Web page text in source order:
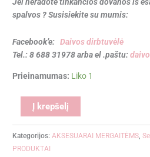
Jei neradote tinkančios dovanos iš
spalvos ? Susisiekite su mumis:
Facebook’e:Daivos dirbtuvėlė
Tel.: 8 688 31978 arba el .paštu:
Prieinamumas: Liko 1
Į krepšelį
Kategorijos: AKSESUARAI MERGAITĖMS ,
PRODUKTAI